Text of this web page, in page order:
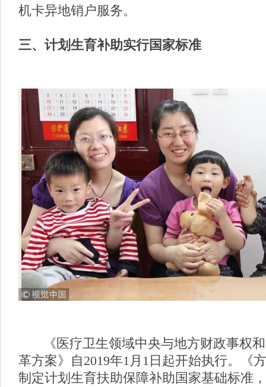
机卡异地销户服务。
三、 计划生育补助实行国家标准
《医疗卫生领域中央与地方财政事权
革方案》自2019年1月1日起开始执行。《
制定计划生育扶助保障补助国家基础标准